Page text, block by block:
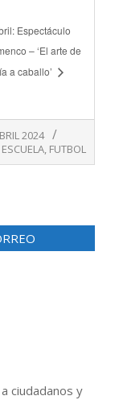
Espectáculo
– ‘El arte de
a caballo’
2024
ESCUELA, FUTBOL
ciudadanos y